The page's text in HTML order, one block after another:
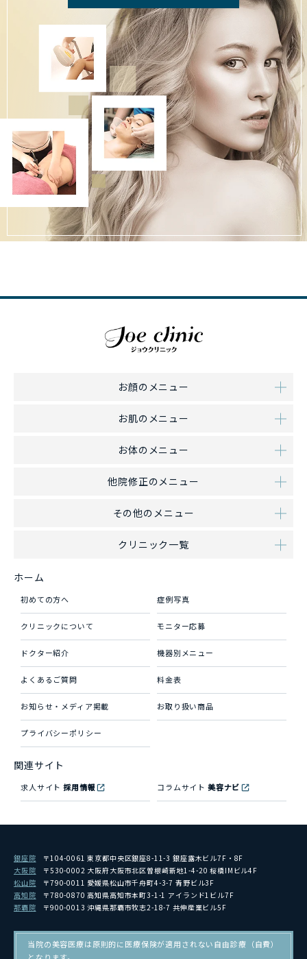
お顔のメニュー
お肌のメニュー
お体のメニュー
他院修正のメニュー
その他のメニュー
クリニック一覧
ホーム
初めての方へ 症例写真
クリニックについて モニター応募
ドクター紹介 機器別メニュー
よくあるご質問 料金表
お知らせ・メディア掲載 お取り扱い商品
プライバシーポリシー
関連サイト
求人サイト採用情報 コラムサイト 美容ナビ
銀座院
〒104-0061 東京都中央区銀座8-11-3 銀座露木ビル7F・8F
大阪院
〒530-0002 大阪府大阪市北区曽根崎新地1-4-20 桜橋IMビル4F
松山院
〒790-0011 愛媛県松山市千舟町4-3-7 青野ビル3F
高知院
〒780-0870 高知県高知市本町3-1-1 アイランド1ビル7F
那覇院
〒900-0013 沖縄県那覇市牧志2-18-7 共伸産業ビル5F
当院の美容医療は原則的に医療保険が適用されない自由診療（自費）